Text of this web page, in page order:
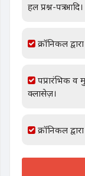
हल प्रश्न-पत्र आदि।
क्रॉनिकल
पप्रारंभिक व
क्लासेज़।
क्रॉनिकल